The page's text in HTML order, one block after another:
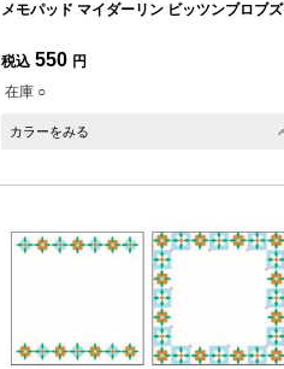
メモパッド マイダーリン ビッツンブロブズ
税込 550 円
在庫 ○
カラーをみる